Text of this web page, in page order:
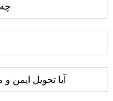
آیا تحویل